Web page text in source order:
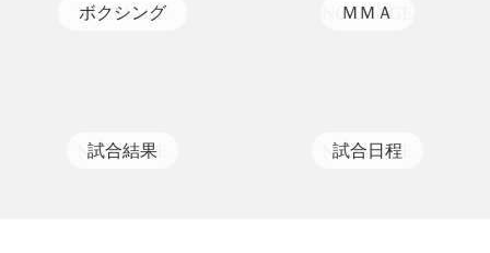
ボクシング ＭＭＡ
試合結果 試合日程